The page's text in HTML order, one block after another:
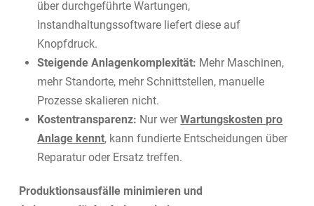
über durchgeführte Wartungen,
Instandhaltungssoftware liefert diese auf
Knopfdruck.
Steigende Anlagenkomplexität: Mehr Maschinen,
mehr Standorte, mehr Schnittstellen, manuelle
Prozesse skalieren nicht.
Kostentransparenz: Nur werWartungskosten pro
Anlage kennt, kann fundierte Entscheidungen über
Reparatur oder Ersatz treffen.
Produktionsausfälle minimieren und